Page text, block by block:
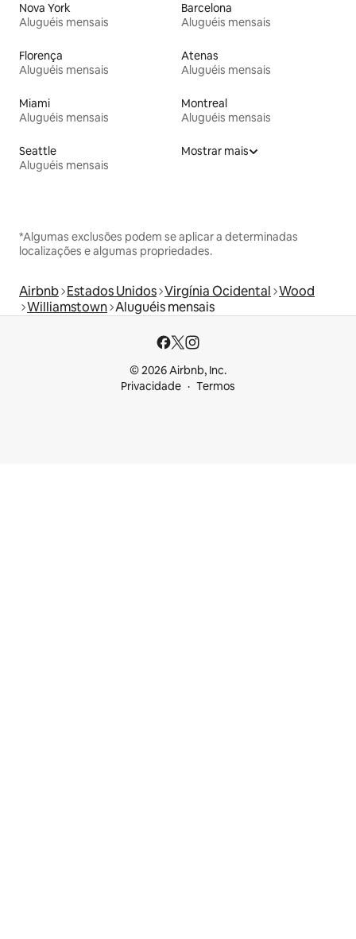
Nova York
Aluguéis mensais
Barcelona
Aluguéis mensais
Florença
Aluguéis mensais
Atenas
Aluguéis mensais
Miami
Aluguéis mensais
Montreal
Aluguéis mensais
Seattle
Aluguéis mensais
Mostrar mais
*Algumas exclusões podem se aplicar a determinadas
localizações e algumas propriedades.
Airbnb Estados Unidos Virgínia Ocidental Wood
Williamstown Aluguéis mensais
© 2026 Airbnb, Inc.
Privacidade
Termos